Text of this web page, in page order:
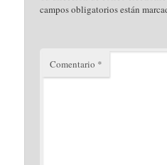
campos obligatorios están
Comentario *